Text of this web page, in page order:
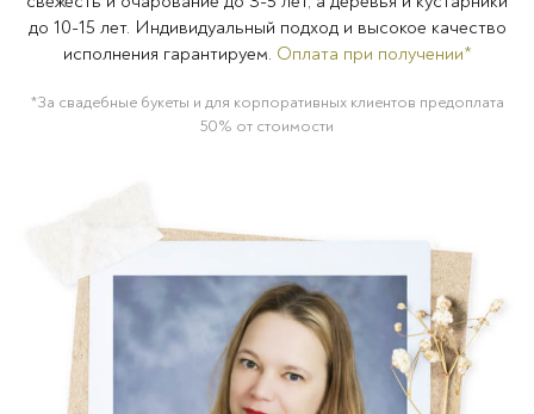
до 10-15 лет. Индивидуальный подход и высокое качество
исполнения гарантируем. Оплата при получении*
*За свадебные букеты и для корпоративных клиентов предоплата
50% от стоимости